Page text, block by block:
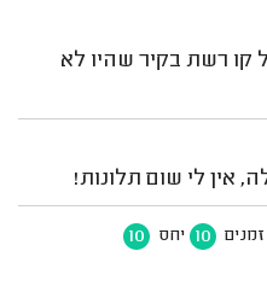
קו רשת בקיר שהיו לא
אין לי שום תלונות!
זמנים 10 יחס 10